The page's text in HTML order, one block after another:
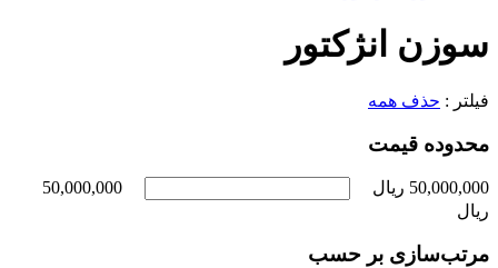
سوزن انژکتور
فیلتر : حذف همه
محدوده قیمت
50,000,000 ریال
50,000,000
ریال
مرتب‌سازی بر حسب